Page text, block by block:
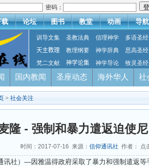
密码：
载 论坛 图书 教堂 动画 导航
训导文集 圣教法典 信理神学
多语圣经
天主教理
教理纲要 神学辞典
思高圣经
梵二文献
神学论集 神学导论 牧灵圣经
国内教闻 圣座动态 海外华人 社
> 社会关注
隆 - 强制和暴力遣返迫使
时间：2017-07-16 来源： 信仰通讯社 作者： 点
讯社）—因雅温得政府采取了暴力和强制遣返等